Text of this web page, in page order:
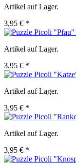
Artikel auf Lager.
3,95 € *
Artikel auf Lager.
3,95 € *
Artikel auf Lager.
3,95 € *
Artikel auf Lager.
3,95 € *